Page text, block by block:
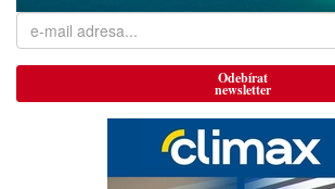
Odebírat
newsletter